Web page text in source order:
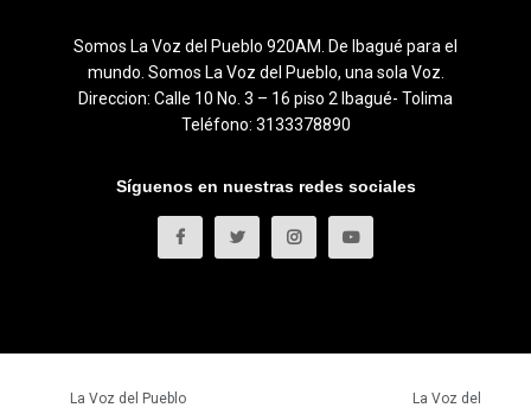
Somos La Voz del Pueblo 920AM. De Ibagué para el
mundo. Somos La Voz del Pueblo, una sola Voz.
Direccion: Calle 10 No. 3 – 16 piso 2 Ibagué- Tolima
Teléfono: 3133378890
Síguenos en nuestras redes sociales
La Voz del Pueblo La Voz del